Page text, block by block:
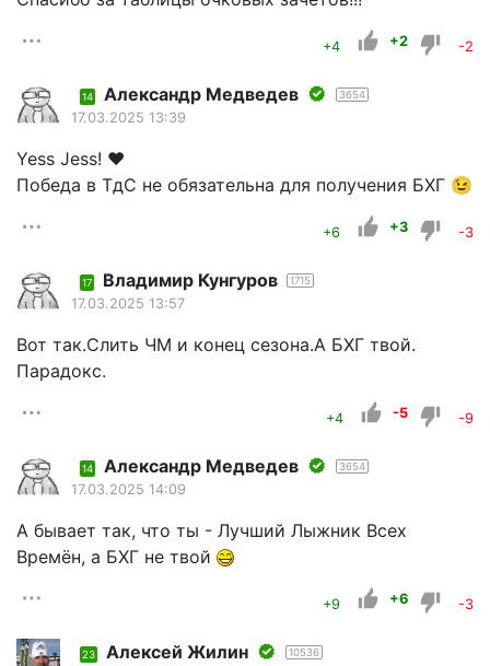
+4 +2 -2
14 Александр Медведев 3654
17.03.2025 13:39
Yess Jess! ❤️
Победа в ТдС не обязательна для получения БХГ 😉
+6 +3 -3
17 Владимир Кунгуров 1715
17.03.2025 13:57
Вот так.Слить ЧМ и конец сезона.А БХГ твой.
Парадокс.
+4 -5 -9
14 Александр Медведев 3654
17.03.2025 14:09
А бывает так, что ты - Лучший Лыжник Всех
Времён, а БХГ не твой
+9 +6 -3
23 Алексей Жилин 10536